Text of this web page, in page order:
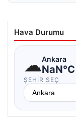
Hava Durumu
☁Ankara
NaN°C
ŞEHIR SEÇ